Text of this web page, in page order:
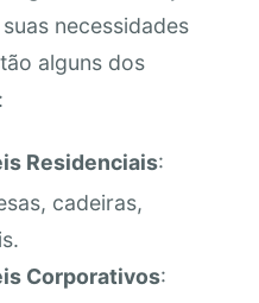
necessidades
alguns dos
Residenciais:
cadeiras,
Corporativos: